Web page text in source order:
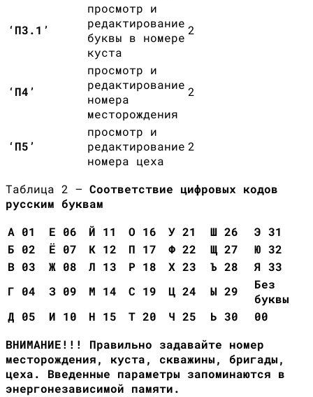
‘П3.1’
просмотр и
редактирование
буквы в номере
куста
2
‘П4’
просмотр и
редактирование
номера
месторождения
2
‘П5’
просмотр и
редактирование
номера цеха
2
Таблица 2 — Соответствие цифровых кодов
русским буквам
А 01
Е 06 Й 11 О 16 У 21 Ш 26
Э 31
Б 02
Ё 07 К 12 П 17 Ф 22 Щ 27
Ю 32
В 03
Ж 08 Л 13 Р 18 Х 23 Ъ 28
Я 33
Г 04
З 09 М 14 С 19 Ц 24 Ы 29
Без
буквы
Д 05
И 10 Н 15 Т 20 Ч 25 Ь 30
00
ВНИМАНИЕ!!! Правильно задавайте номер
месторождения, куста, скважины, бригады,
цеха. Введенные параметры запоминаются в
энергонезависимой памяти.